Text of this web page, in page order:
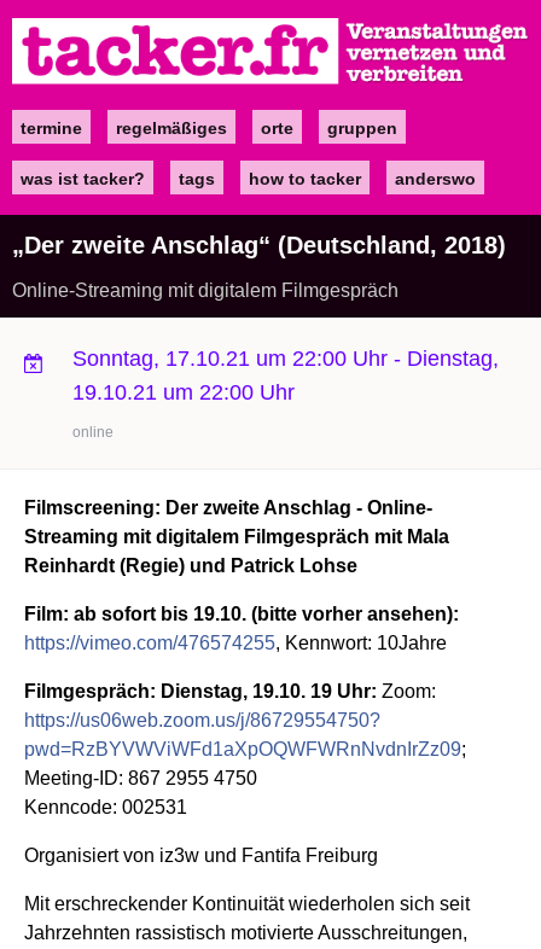
zum
Inhalt
Maintermine regelmäßiges orte gruppen
was ist tacker? tags how to tacker anderswo
„Der zweite Anschlag“ (Deutschland, 2018)
Online-Streaming mit digitalem Filmgespräch
Sonntag, 17.10.21 um 22:00 Uhr - Dienstag,
19.10.21 um 22:00 Uhr
online
Filmscreening: Der zweite Anschlag - Online-
Streaming mit digitalem Filmgespräch mit Mala
Reinhardt (Regie) und Patrick Lohse
Film: ab sofort bis 19.10. (bitte vorher ansehen):
https://vimeo.com/476574255, Kennwort: 10Jahre
Filmgespräch: Dienstag, 19.10. 19 Uhr: Zoom:
https://us06web.zoom.us/j/86729554750?
pwd=RzBYVWViWFd1aXpOQWFWRnNvdnIrZz09;
Meeting-ID: 867 2955 4750
Kenncode: 002531
Organisiert von iz3w und Fantifa Freiburg
Mit erschreckender Kontinuität wiederholen sich seit
Jahrzehnten rassistisch motivierte Ausschreitungen,